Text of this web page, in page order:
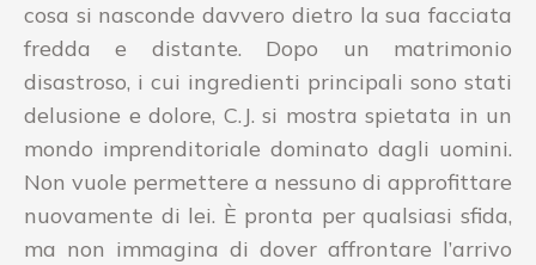
cosa si nasconde davvero dietro la sua facciata
fredda e distante. Dopo un matrimonio
disastroso, i cui ingredienti principali sono stati
delusione e dolore, C.J. si mostra spietata in un
mondo imprenditoriale dominato dagli uomini.
Non vuole permettere a nessuno di approfittare
nuovamente di lei. È pronta per qualsiasi sfida,
ma non immagina di dover affrontare l’arrivo